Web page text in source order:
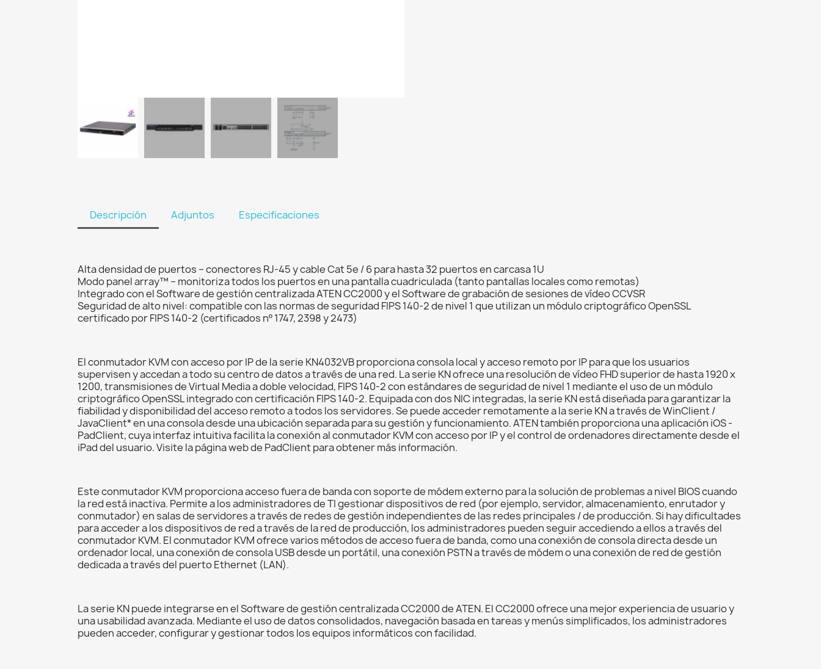
Descripción Adjuntos Especificaciones
Alta densidad de puertos – conectores RJ-45 y cable Cat 5e / 6 para hasta 32 puertos en carcasa 1U
Modo panel array™ – monitoriza todos los puertos en una pantalla cuadriculada (tanto pantallas locales como remotas)
Integrado con el Software de gestión centralizada ATEN CC2000 y el Software de grabación de sesiones de vídeo CCVSR
Seguridad de alto nivel: compatible con las normas de seguridad FIPS 140-2 de nivel 1 que utilizan un módulo criptográfico OpenSSL
certificado por FIPS 140-2 (certificados nº 1747, 2398 y 2473)
El conmutador KVM con acceso por IP de la serie KN4032VB proporciona consola local y acceso remoto por IP para que los usuarios
supervisen y accedan a todo su centro de datos a través de una red. La serie KN ofrece una resolución de vídeo FHD superior de hasta 1920 x
1200, transmisiones de Virtual Media a doble velocidad, FIPS 140-2 con estándares de seguridad de nivel 1 mediante el uso de un módulo
criptográfico OpenSSL integrado con certificación FIPS 140-2. Equipada con dos NIC integradas, la serie KN está diseñada para garantizar la
fiabilidad y disponibilidad del acceso remoto a todos los servidores. Se puede acceder remotamente a la serie KN a través de WinClient /
JavaClient* en una consola desde una ubicación separada para su gestión y funcionamiento. ATEN también proporciona una aplicación iOS -
PadClient, cuya interfaz intuitiva facilita la conexión al conmutador KVM con acceso por IP y el control de ordenadores directamente desde el
iPad del usuario. Visite la página web de PadClient para obtener más información.
Este conmutador KVM proporciona acceso fuera de banda con soporte de módem externo para la solución de problemas a nivel BIOS cuando
la red está inactiva. Permite a los administradores de TI gestionar dispositivos de red (por ejemplo, servidor, almacenamiento, enrutador y
conmutador) en salas de servidores a través de redes de gestión independientes de las redes principales / de producción. Si hay dificultades
para acceder a los dispositivos de red a través de la red de producción, los administradores pueden seguir accediendo a ellos a través del
conmutador KVM. El conmutador KVM ofrece varios métodos de acceso fuera de banda, como una conexión de consola directa desde un
ordenador local, una conexión de consola USB desde un portátil, una conexión PSTN a través de módem o una conexión de red de gestión
dedicada a través del puerto Ethernet (LAN).
La serie KN puede integrarse en el Software de gestión centralizada CC2000 de ATEN. El CC2000 ofrece una mejor experiencia de usuario y
una usabilidad avanzada. Mediante el uso de datos consolidados, navegación basada en tareas y menús simplificados, los administradores
pueden acceder, configurar y gestionar todos los equipos informáticos con facilidad.